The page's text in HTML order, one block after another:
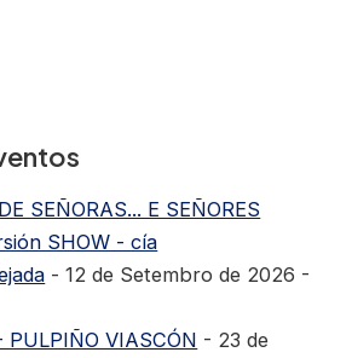
SEÑORAS... E SEÑORES
SHOW - cía
- 12 de Setembro de 2026 -
PULPIÑO VIASCÓN - 23 de